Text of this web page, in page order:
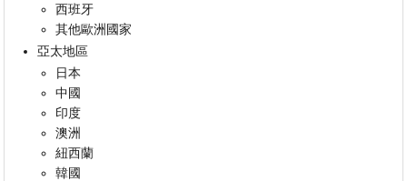
西班牙
其他歐洲國家
亞太地區
日本
中國
印度
澳洲
紐西蘭
韓國